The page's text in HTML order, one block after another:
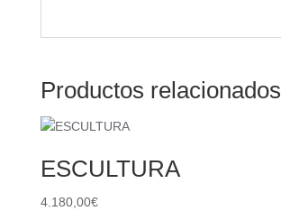
Productos relacionados
ESCULTURA
4.180,00€